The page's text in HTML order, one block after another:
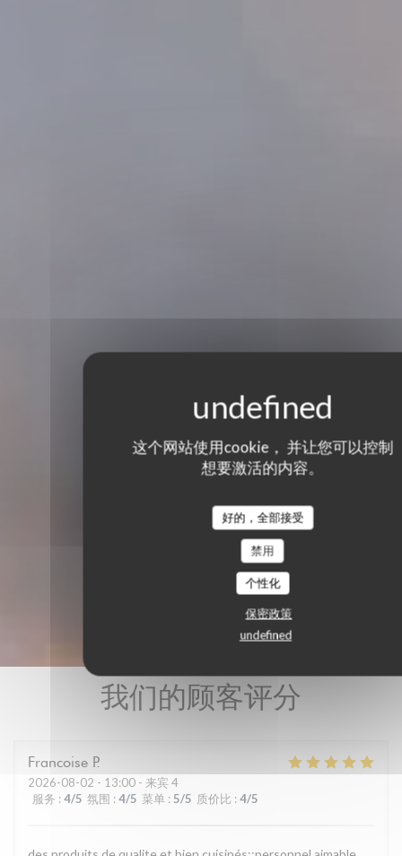
这个网站使用cookie， 并让您可以控制
想要激活的内容。
好的，全部接受
禁用
个性化
保密政策
undefined
我们的顾客评分
Francoise P
2026-08-02 - 13:00 - 来宾 4
服务 : 4/5 氛围 : 4/5 菜单 : 5/5 质价比 : 4/5